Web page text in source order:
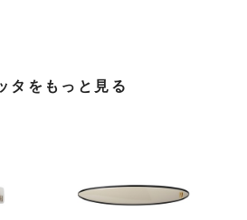
タをもっと見る